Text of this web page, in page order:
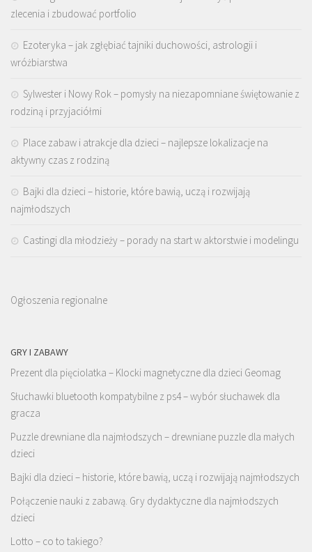
zlecenia i zbudować portfolio
Ezoteryka – jak zgłębiać tajniki duchowości, astrologii i
wróżbiarstwa
Sylwester i Nowy Rok – pomysły na niezapomniane świętowanie z
rodziną i przyjaciółmi
Place zabaw i atrakcje dla dzieci – najlepsze lokalizacje na
aktywny czas z rodziną
Bajki dla dzieci – historie, które bawią, uczą i rozwijają
najmłodszych
Castingi dla młodzieży – porady na start w aktorstwie i modelingu
Ogłoszenia regionalne
GRY I ZABAWY
Prezent dla pięciolatka – Klocki magnetyczne dla dzieci Geomag
Słuchawki bluetooth kompatybilne z ps4 – wybór słuchawek dla
gracza
Puzzle drewniane dla najmłodszych – drewniane puzzle dla małych
dzieci
Bajki dla dzieci – historie, które bawią, uczą i rozwijają najmłodszych
Połączenie nauki z zabawą. Gry dydaktyczne dla najmłodszych
dzieci
Lotto – co to takiego?